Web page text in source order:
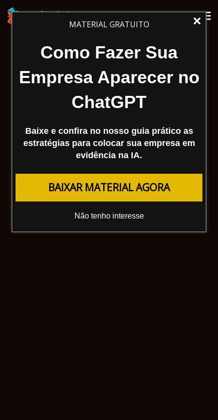
MATERIAL GRATUITO
Como Fazer Sua
Empresa Aparecer no
ChatGPT
Baixe e confira no nosso guia prático as
estratégias para colocar sua empresa em
evidência na IA.
BAIXAR MATERIAL AGORA
Não tenho interesse